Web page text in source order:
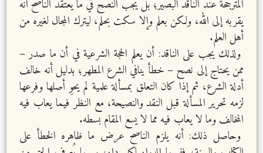
المترجحة عند الناقد البصير؛ بل يجب النصح في ما يعتقد الناصح أنه
يقربه إلى الله، ولكن بعلم وإلا سكت بحلم، ليترك المجال لغيره من
أهل العلم.
ولذلك يجب على الناقد: أن يعلم الحجة الشرعية في أن ما صدر –
ممن يحتاج إلى نصح – خطأ ينافي الشرع المطهر؛ بدليل أنه خالف
أدلة الشرع، ثم إذا كان التعلق بمسألة علمية لم يحوِ أصلها وفرعها
لزمه تحرير المسألة قبل النقد والنصيحة، مع النظر فيما يعاب فيه
المخالف وما لا يعاب فيه مما لا يسع المقام بسطه.
وحاصل ذلك: أنه يلزم الناصح عرض ما ظاهره الخطأ على